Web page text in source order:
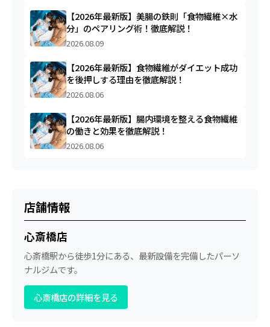
【2026年最新版】美腸の鉄則「食物繊維×水
分」のペアリング術！徹底解説！
2026.08.09
【2026年最新版】食物繊維がダイエット成功
を後押しする理由を徹底解説！
2026.08.06
【2026年最新版】腸内環境を整える食物繊維
の働きと効果を徹底解説！
2026.08.06
店舗情報
心斎橋店
心斎橋駅から徒歩1分にある、最新設備を完備したパーソ
ナルジムです。
心斎橋店の詳細を見る